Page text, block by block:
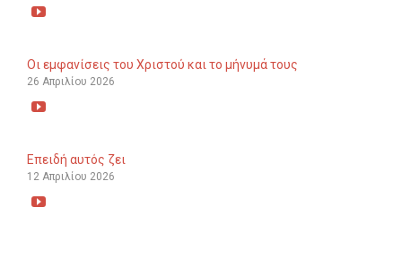

Οι εμφανίσεις του Χριστού και το μήνυμά τους
26 Απριλίου 2026

Επειδή αυτός ζει
12 Απριλίου 2026
